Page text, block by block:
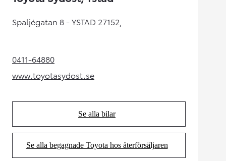
Spaljégatan 8 - YSTAD 27152,
0411-64880(Opens in new tab)
www.toyotasydost.se
(Opens in new tab)
Se alla bilar
(Opens in new tab)
Se alla begagnade Toyota hos återförsäljaren
(Opens in new tab)